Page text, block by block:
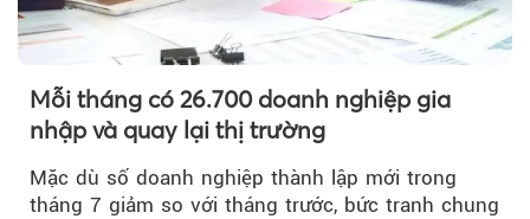
Mỗi tháng có 26.700 doanh nghiệp gia
nhập và quay lại thị trường
Mặc dù số doanh nghiệp thành lập mới trong
tháng 7 giảm so với tháng trước, bức tranh chung